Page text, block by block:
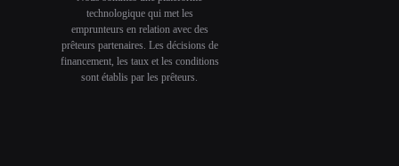
technologique qui met les
emprunteurs en relation avec des
prêteurs partenaires. Les décisions de
financement, les taux et les conditions
sont établis par les prêteurs.